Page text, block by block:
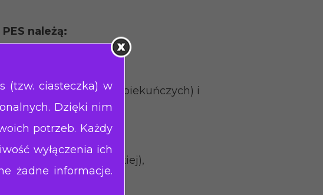
należą:
(np. edukacyjnych, opiekuńczych) i
zieleni),
i hotelarskiej),
lokalnych,
(tzw. ciasteczka) w
Dzięki nim
potrzeb. Każdy
wyłączenia ich
żadne informacje.